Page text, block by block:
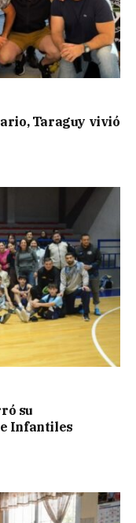
Taraguy vivió
su
Infantiles